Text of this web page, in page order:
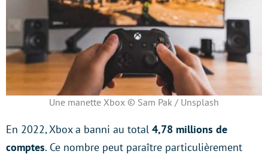
Une manette Xbox © Sam Pak / Unsplash
En 2022, Xbox a banni au total 4,78 millions de
comptes. Ce nombre peut paraître particulièrement